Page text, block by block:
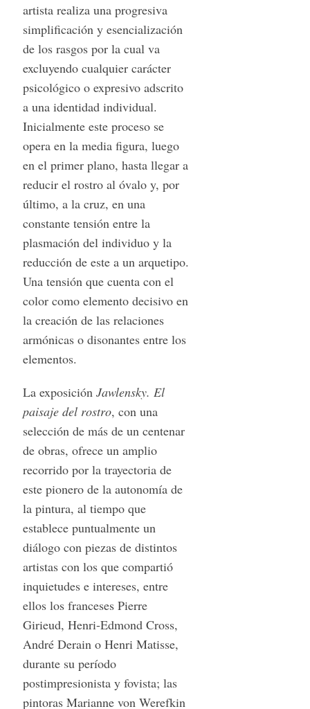
artista realiza una progresiva
simplificación y esencialización
de los rasgos por la cual va
excluyendo cualquier carácter
psicológico o expresivo adscrito
a una identidad individual.
Inicialmente este proceso se
opera en la media figura, luego
en el primer plano, hasta llegar a
reducir el rostro al óvalo y, por
último, a la cruz, en una
constante tensión entre la
plasmación del individuo y la
reducción de este a un arquetipo.
Una tensión que cuenta con el
color como elemento decisivo en
la creación de las relaciones
armónicas o disonantes entre los
elementos.
La exposición Jawlensky. El
paisaje del rostro, con una
selección de más de un centenar
de obras, ofrece un amplio
recorrido por la trayectoria de
este pionero de la autonomía de
la pintura, al tiempo que
establece puntualmente un
diálogo con piezas de distintos
artistas con los que compartió
inquietudes e intereses, entre
ellos los franceses Pierre
Girieud, Henri-Edmond Cross,
André Derain o Henri Matisse,
durante su período
postimpresionista y fovista; las
pintoras Marianne von Werefkin